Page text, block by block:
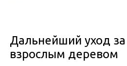
Дальнейший уход
взрослым деревом